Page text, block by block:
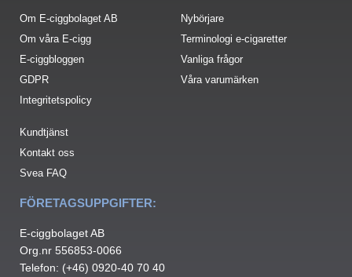
Om E-ciggbolaget AB
Om våra E-cigg
E-ciggbloggen
GDPR
Integritetspolicy
Kundtjänst
Kontakt oss
Svea FAQ
Nybörjare
Terminologi e-cigaretter
Vanliga frågor
Våra varumärken
FÖRETAGSUPPGIFTER:
E-ciggbolaget AB
Org.nr 556853-0066
Telefon: (+46) 0920-40 70 40